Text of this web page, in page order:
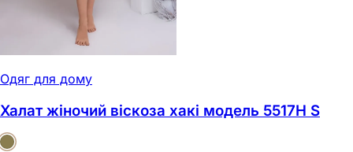
Одяг для дому
Халат жіночий віскоза хакі модель 5517Н S